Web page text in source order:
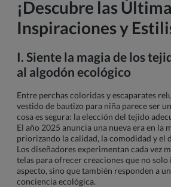
¡Descubre las
Inspiraciones y
I. Siente la magia de los
al algodón ecológico
Entre perchas coloridas y escaparates
vestido de bautizo para niña parece ser
cosa es segura: la elección del tejido
El año 2025 anuncia una nueva era en la
priorizando la calidad, la comodidad y el
Los diseñadores experimentan cada vez
telas para ofrecer creaciones que no
aspecto, sino que también responden a
conciencia ecológica.